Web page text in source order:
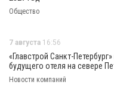
Общество
7 августа 16:56
«Главстрой Санкт-
будущего отеля на севере
Новости компаний